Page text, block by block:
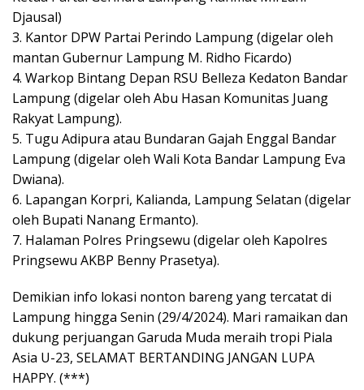
Djausal)
3. Kantor DPW Partai Perindo Lampung (digelar oleh
mantan Gubernur Lampung M. Ridho Ficardo)
4. Warkop Bintang Depan RSU Belleza Kedaton Bandar
Lampung (digelar oleh Abu Hasan Komunitas Juang
Rakyat Lampung).
5. Tugu Adipura atau Bundaran Gajah Enggal Bandar
Lampung (digelar oleh Wali Kota Bandar Lampung Eva
Dwiana).
6. Lapangan Korpri, Kalianda, Lampung Selatan (digelar
oleh Bupati Nanang Ermanto).
7. Halaman Polres Pringsewu (digelar oleh Kapolres
Pringsewu AKBP Benny Prasetya).
Demikian info lokasi nonton bareng yang tercatat di
Lampung hingga Senin (29/4/2024). Mari ramaikan dan
dukung perjuangan Garuda Muda meraih tropi Piala
Asia U-23, SELAMAT BERTANDING JANGAN LUPA
HAPPY. (***)